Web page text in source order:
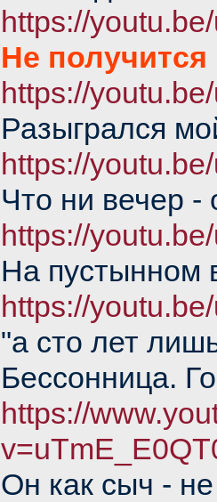
https://
Не получится
https://
Разыгрался
https://
Что ни вечер -
https://
На пустынном
https://
"а сто лет
Бессонница.
https://
Он как сыч -